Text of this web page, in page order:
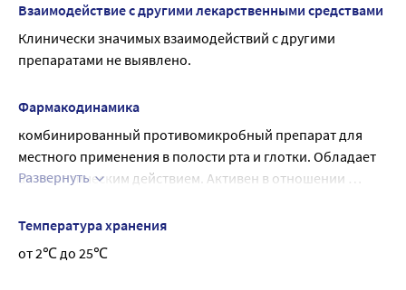
Взаимодействие с другими лекарственными средствами
Клинически значимых взаимодействий с другими
препаратами не выявлено.
Фармакодинамика
комбинированный противомикробный препарат для
местного применения в полости рта и глотки. Обладает
антисептическим действием. Активен в отношении
микроорганизмов.
Развернуть
Температура хранения
от 2℃ до 25℃